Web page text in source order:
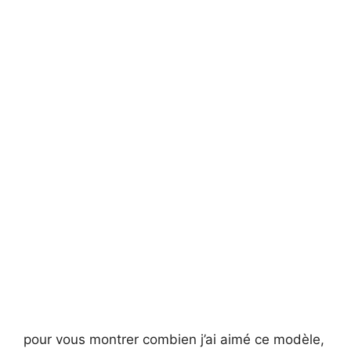
pour vous montrer combien j’ai aimé ce modèle,